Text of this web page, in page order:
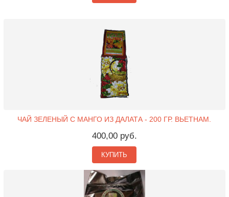
ЧАЙ ЗЕЛЕНЫЙ С МАНГО ИЗ ДАЛАТА - 200 ГР. ВЬЕТНАМ.
400,00 руб.
КУПИТЬ